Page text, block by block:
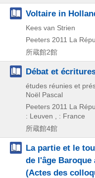
Voltaire in
Kees van Strien
Peeters 2011 La
所蔵館2館
Débat et
études réunies et
Noël Pascal
Peeters 2011 La
: Leuven , : France
所蔵館4館
La partie et le
de l'âge
(Actes des